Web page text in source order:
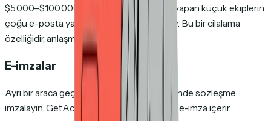
$5.000–$100.000 aralığındaki anlaşmalar yapan küçük ekiplerin
çoğu e-posta yanıtı veya telefonla kapatır. Bu bir cilalama
özelliğidir, anlaşma kapatıcı değil.
E-imzalar
Ayrı bir araca geçmeden doğrudan oda içinde sözleşme
imzalayın. GetAccept ve Trumpet yerleşik e-imza içerir.